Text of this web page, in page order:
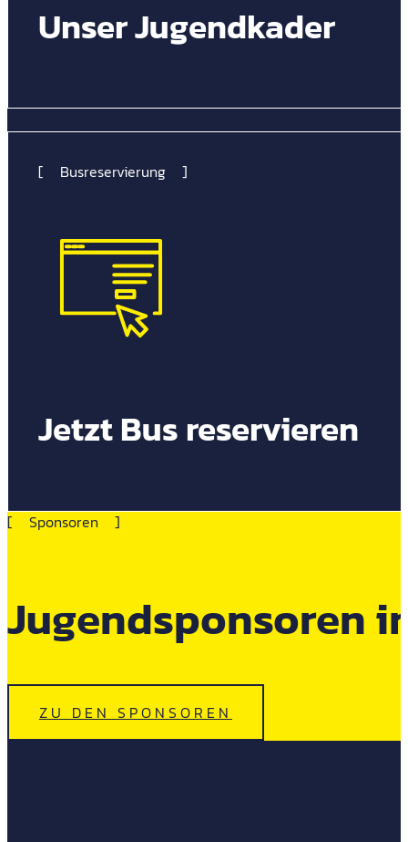
Unser Jugendkader
Busreservierung
Jetzt Bus reservieren
Sponsoren
Jugendsponsoren
ZU DEN SPONSOREN